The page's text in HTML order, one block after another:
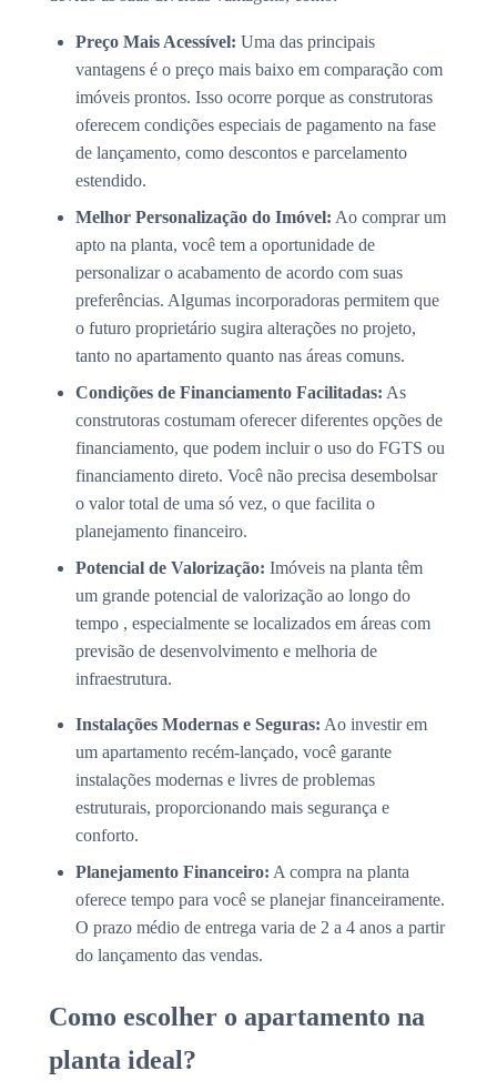
Preço Mais Acessível: Uma das principais
vantagens é o preço mais baixo em comparação com
imóveis prontos. Isso ocorre porque as construtoras
oferecem condições especiais de pagamento na fase
de lançamento, como descontos e parcelamento
estendido.
Melhor Personalização do Imóvel: Ao comprar um
apto na planta, você tem a oportunidade de
personalizar o acabamento de acordo com suas
preferências. Algumas incorporadoras permitem que
o futuro proprietário sugira alterações no projeto,
tanto no apartamento quanto nas áreas comuns.
Condições de Financiamento Facilitadas: As
construtoras costumam oferecer diferentes opções de
financiamento, que podem incluir o uso do FGTS ou
financiamento direto. Você não precisa desembolsar
o valor total de uma só vez, o que facilita o
planejamento financeiro.
Potencial de Valorização: Imóveis na planta têm
um grande potencial de valorização ao longo do
tempo , especialmente se localizados em áreas com
previsão de desenvolvimento e melhoria de
infraestrutura.
Instalações Modernas e Seguras: Ao investir em
um apartamento recém-lançado, você garante
instalações modernas e livres de problemas
estruturais, proporcionando mais segurança e
conforto.
Planejamento Financeiro: A compra na planta
oferece tempo para você se planejar financeiramente.
O prazo médio de entrega varia de 2 a 4 anos a partir
do lançamento das vendas.
Como escolher o apartamento na
planta ideal?